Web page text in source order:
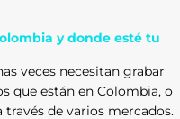
y donde esté tu
veces necesitan grabar
que están en Colombia, o
de varios mercados.